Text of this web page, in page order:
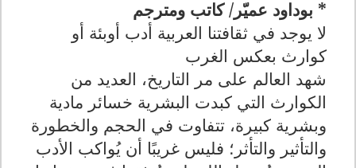
* بوداود عميّر/ كاتب ومترجم
لا يوجد في ثقافتنا العربية أدب أوبئة أو
كوارث بعكس الغرب
شهد العالم على مر التاريخ، العديد من
الكوارث التي كبدت البشرية خسائر مادية
وبشرية كبيرة، تتفاوت في الحجم والخطورة
والتأثير والتأثر؛ فليس غريبًا أن يُواكب الأدب